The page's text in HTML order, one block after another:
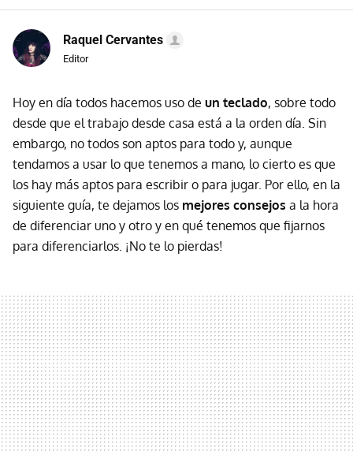
Raquel Cervantes
Editor
Hoy en día todos hacemos uso de un teclado, sobre todo
desde que el trabajo desde casa está a la orden día. Sin
embargo, no todos son aptos para todo y, aunque
tendamos a usar lo que tenemos a mano, lo cierto es que
los hay más aptos para escribir o para jugar. Por ello, en la
siguiente guía, te dejamos los mejores consejos a la hora
de diferenciar uno y otro y en qué tenemos que fijarnos
para diferenciarlos. ¡No te lo pierdas!